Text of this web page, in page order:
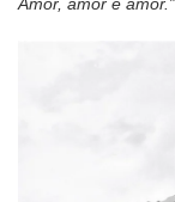
Amor, amor e amor.”